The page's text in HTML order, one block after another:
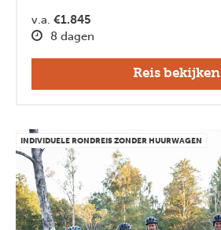
v.a. €1.845
8 dagen
Reis bekijken
INDIVIDUELE RONDREIS ZONDER HUURWAGEN